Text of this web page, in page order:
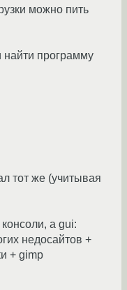
можно пить
найти программу
тот же (учитывая
а gui:
недосайтов +
+ gimp